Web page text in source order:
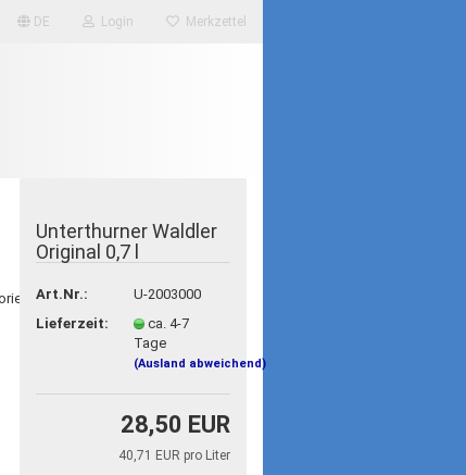
DE Login Merkzettel
Unterthurner Waldler
Original 0,7 l
Art.Nr.:
U-2003000
Lieferzeit:
ca. 4-7
Tage
(Ausland abweichend)
28,50 EUR
40,71 EUR pro Liter